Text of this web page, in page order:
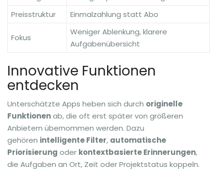
Preisstruktur
Einmalzahlung statt Abo
Fokus
Weniger Ablenkung, klarere
Aufgabenübersicht
Innovative Funktionen
entdecken
Unterschätzte Apps heben sich durch originelle
Funktionenab, die oft erst später von größeren
Anbietern übernommen werden. Dazu
gehören intelligente Filter, automatische
Priorisierung oder kontextbasierte Erinnerungen,
die Aufgaben an Ort, Zeit oder Projektstatus koppeln.